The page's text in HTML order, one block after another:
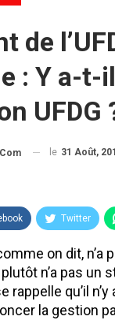
de
: Y a-t-
UFDG
le 31 Août,
Twitter
on dit, n’a
n’a pas un
rappelle qu’il
la gestion